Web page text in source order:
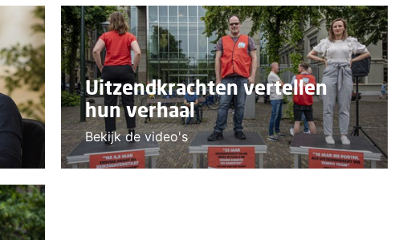
Uitzendkrachten vertellen
hun verhaal
Bekijk de video's